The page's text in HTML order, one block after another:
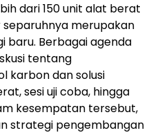
dari 150 unit alat berat
merupakan
baru. Berbagai agenda
tentang
karbon dan solusi
sesi uji coba, hingga
kesempatan tersebut,
strategi pengembangan